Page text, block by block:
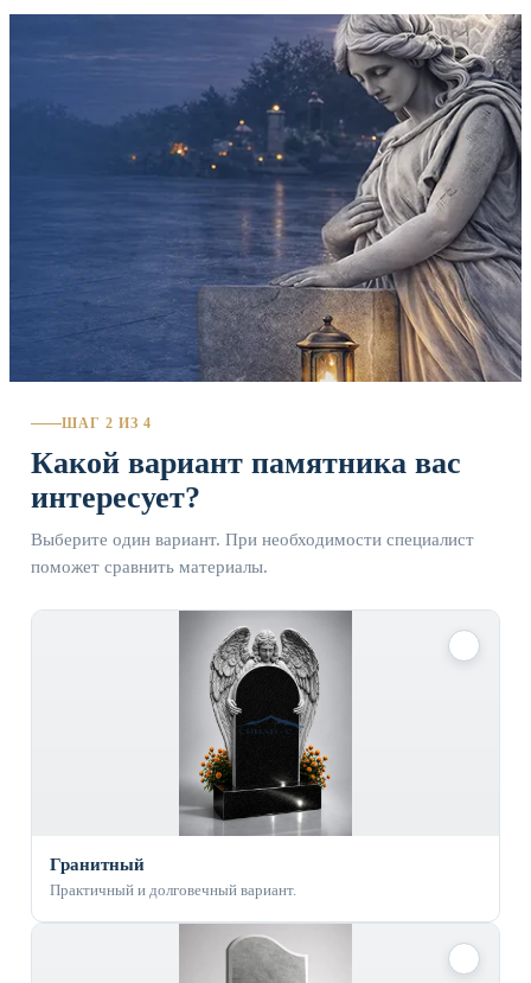
ШАГ 2 ИЗ 4
Какой вариант памятника вас
интересует?
Выберите один вариант. При необходимости специалист
поможет сравнить материалы.
Гранитный
Практичный и долговечный вариант.